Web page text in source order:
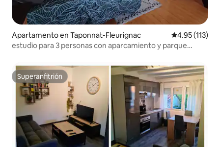
Apartamento en Taponnat-Fleurignac Calificación
4.95 (113)
estudio para 3 personas con aparcamiento y parque
Superanfitrión
Superanfitrión